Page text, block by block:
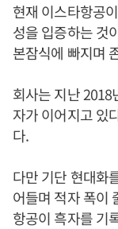
현재 이스타항공
성을 입증하는 것
본잠식에 빠지며
회사는 지난 2018
자가 이어지고 있
다.
다만 기단 현대화
어들며 적자 폭이
항공이 흑자를 기